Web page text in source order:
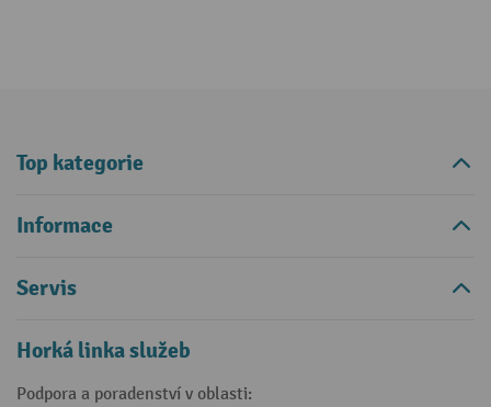
Top kategorie
Informace
Servis
Horká linka služeb
Podpora a poradenství v oblasti: